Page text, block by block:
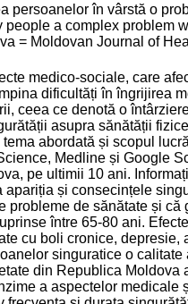
persoanelor în vârstă o
a complex problem
= Moldovan Journal of
medico-sociale, care
dificultăți în îngrijirea
ceea ce denotă o
asupra sănătății
abordată și scopul
Medline și Google
pe ultimii 10 ani.
și consecințele
probleme de sănătate și că
între 65-80 ani.
cu boli cronice, depresie,
singuratice o calitate
din Republica Moldova
a aspectelor medicale